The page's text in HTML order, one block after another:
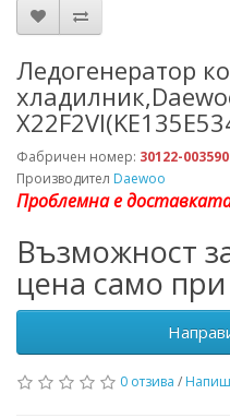
Ледогенератор
Фабричен номер: 30122-
Производител Daewoo
Проблемна е
Възможност
цена само
0 отзива /